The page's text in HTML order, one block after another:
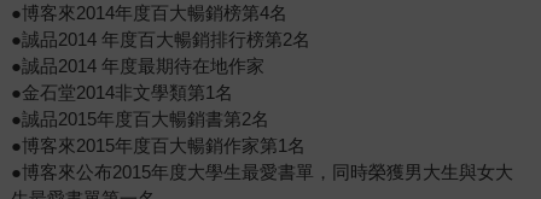
●博客來2014年度百大暢銷榜第4名
●誠品2014 年度百大暢銷排行榜第2名
●誠品2014 年度最期待在地作家
●金石堂2014非文學類第1名
●誠品2015年度百大暢銷書第2名
●博客來2015年度百大暢銷作家第1名
●博客來公布2015年度大學生最愛書單，同時榮獲男大生與女大